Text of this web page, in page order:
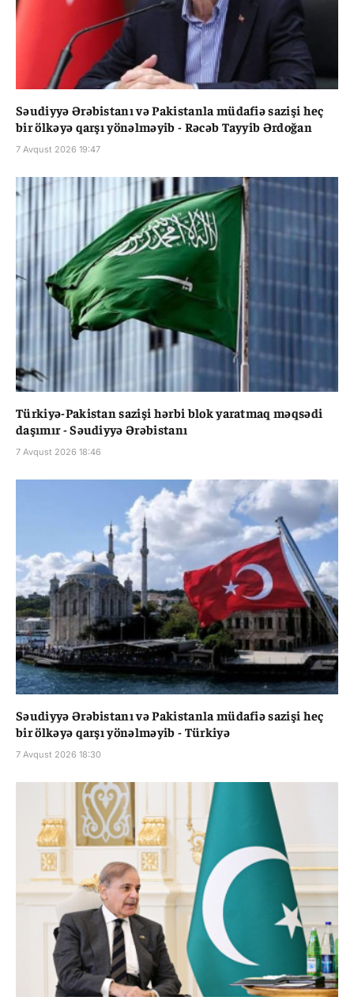
Səudiyyə Ərəbistanı və Pakistanla müdafiə sazişi heç
bir ölkəyə qarşı yönəlməyib - Rəcəb Tayyib Ərdoğan
7 Avqust 2026 19:47
Türkiyə-Pakistan sazişi hərbi blok yaratmaq məqsədi
daşımır - Səudiyyə Ərəbistanı
7 Avqust 2026 18:46
Səudiyyə Ərəbistanı və Pakistanla müdafiə sazişi heç
bir ölkəyə qarşı yönəlməyib - Türkiyə
7 Avqust 2026 18:30